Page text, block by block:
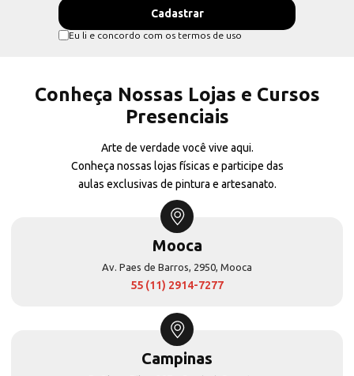
Eu li e concordo com os termos de uso
Conheça Nossas Lojas e Cursos
Presenciais
Arte de verdade você vive aqui.
Conheça nossas lojas físicas e participe das
aulas exclusivas de pintura e artesanato.
Mooca
Av. Paes de Barros, 2950, Mooca
55 (11) 2914-7277
Campinas